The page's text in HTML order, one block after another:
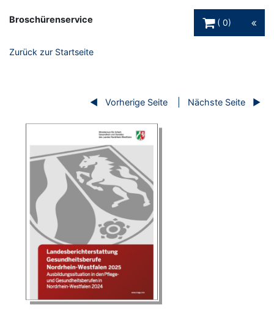
Broschürenservice
0
Zurück zur Startseite
Vorherige Seite Nächste Seite